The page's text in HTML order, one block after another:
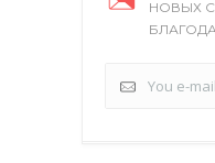
НОВЫХ